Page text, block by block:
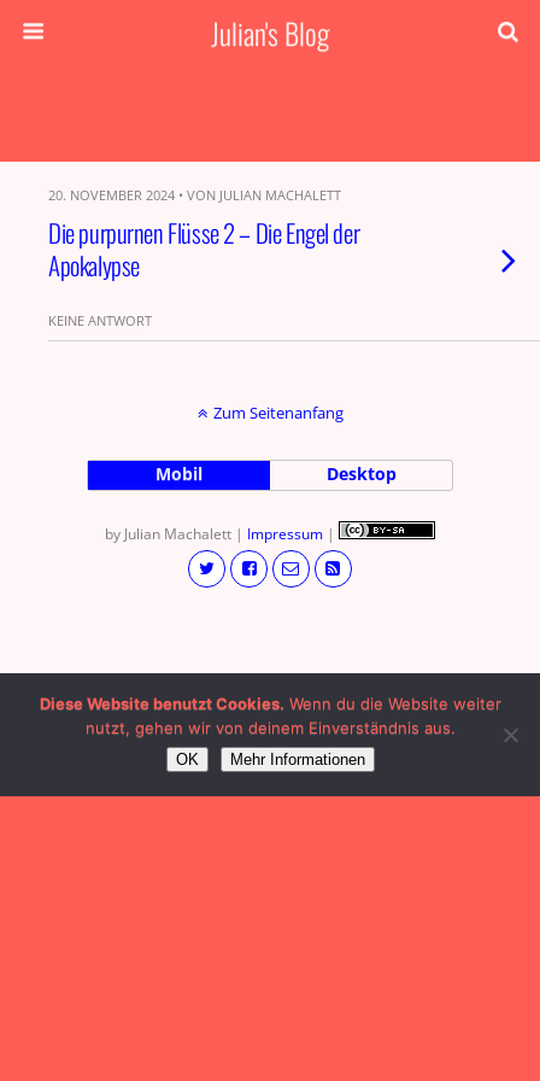
Julian's Blog
20. NOVEMBER 2024 • VON JULIAN MACHALETT
Die purpurnen Flüsse 2 – Die Engel der
Apokalypse
KEINE ANTWORT
Zum Seitenanfang
Mobil Desktop
by Julian Machalett | Impressum |
Diese Website benutzt Cookies. Wenn du die Website weiter
nutzt, gehen wir von deinem Einverständnis aus.
OK Mehr Informationen